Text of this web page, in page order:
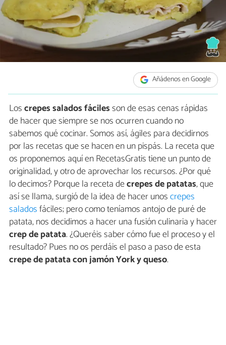
Añádenos en Google
Loscrepes salados fácilesson de esas cenas rápidas
de hacer que siempre se nos ocurren cuando no
sabemos qué cocinar. Somos así, ágiles para decidirnos
por las recetas que se hacen en un pispás. La receta que
os proponemos aquí en RecetasGratis tiene un punto de
originalidad, y otro de aprovechar los recursos. ¿Por qué
lo decimos? Porque la receta decrepes de patatas, que
así se llama, surgió de la idea de hacer unoscrepes
saladosfáciles; pero como teníamos antojo de puré de
patata, nos decidimos a hacer una fusión culinaria y hacer
crep de patata. ¿Queréis saber cómo fue el proceso y el
resultado? Pues no os perdáis el paso a paso de esta
crepe de patata con jamón York y queso.